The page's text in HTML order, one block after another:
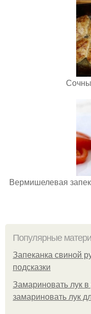
Вермишелевая
Популярные
Запеканка свиной
подсказки
Замариновать лук в
замариновать лук